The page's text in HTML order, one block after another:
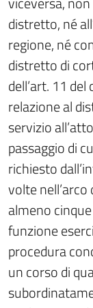
distretto, né
regione, né
distretto di
dell’art. 11
relazione al
servizio
passaggio di
richiesto
volte
almeno
funzione
procedura
un corso di